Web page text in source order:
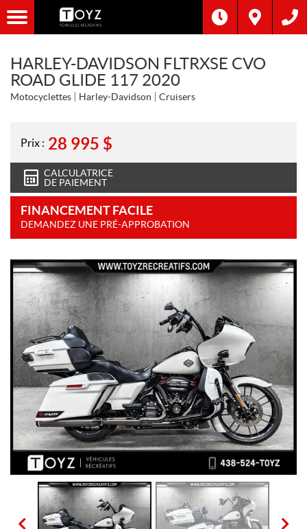
HARLEY-DAVIDSON FLTRXSE CVO
ROAD GLIDE 117 2020
Motocyclettes Harley-Davidson Cruisers
Prix : 28 995 $
CALCULATRICE
DE PAIEMENT
FINANCEMENT FACILE
DEMANDEZ UNE PRÉ-APPROBATION